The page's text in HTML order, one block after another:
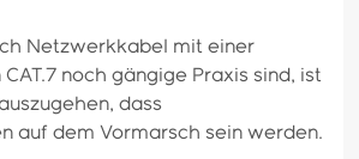
Netzwerkkabel mit einer
noch gängige Praxis sind, ist
dass
auf dem Vormarsch sein werden.